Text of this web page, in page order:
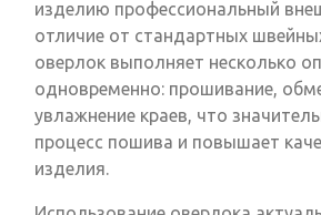
изделию профессиональный
отличие от стандартных
оверлок выполняет несколько
одновременно: прошивание,
увлажнение краев, что
процесс пошива и повышает
изделия.